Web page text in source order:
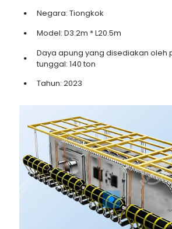
Negara: Tiongkok
Model: D3.2m * L20.5m
Daya apung yang disediakan oleh
tunggal: 140 ton
Tahun: 2023